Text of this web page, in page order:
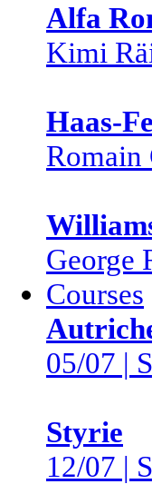
Alfa
Kimi
Haas-
Romain
George
Courses
05/07 |
Styrie
12/07 |